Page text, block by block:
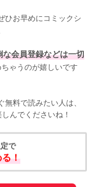
ひお早めにコミックシ
な会員登録などは一切
ゃうのが嬉しいです
料で読みたい人は、
んでくださいね！
で
！